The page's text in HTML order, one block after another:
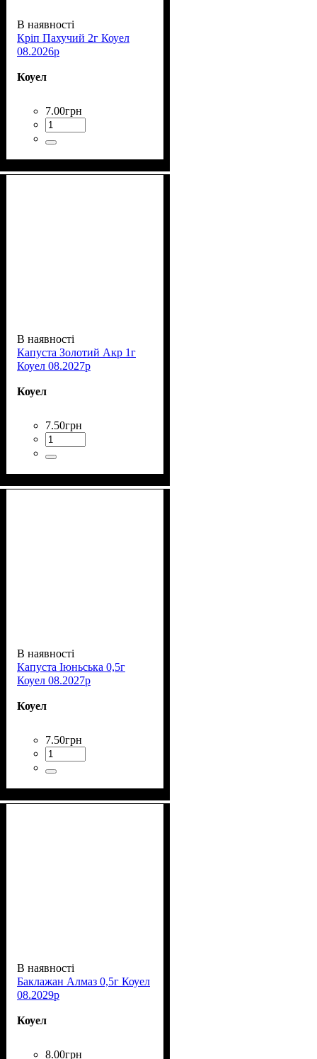
В наявності
Кріп Пахучий 2г Коуел
08.2026р
Коуел
7.00грн
В наявності
Капуста Золотий Акр 1г
Коуел 08.2027р
Коуел
7.50грн
В наявності
Капуста Іюньська 0,5г
Коуел 08.2027р
Коуел
7.50грн
В наявності
Баклажан Алмаз 0,5г Коуел
08.2029р
Коуел
8.00грн